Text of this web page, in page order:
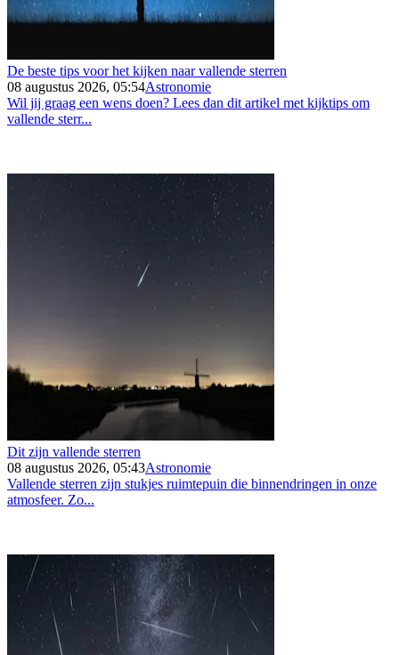
De beste tips voor het kijken naar vallende sterren
08 augustus 2026, 05:54Astronomie
Wil jij graag een wens doen? Lees dan dit artikel met kijktips om
vallende sterr...
Dit zijn vallende sterren
08 augustus 2026, 05:43Astronomie
Vallende sterren zijn stukjes ruimtepuin die binnendringen in onze
atmosfeer. Zo...